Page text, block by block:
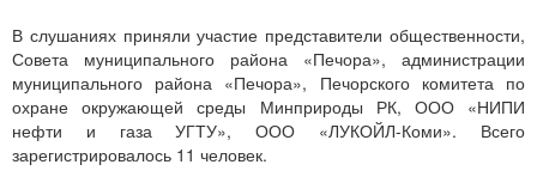
В слушаниях приняли участие представители общественности,
Совета муниципального района «Печора», администрации
муниципального района «Печора», Печорского комитета по
охране окружающей среды Минприроды РК, ООО «НИПИ
нефти и газа УГТУ», ООО «ЛУКОЙЛ-Коми». Всего
зарегистрировалось 11 человек.